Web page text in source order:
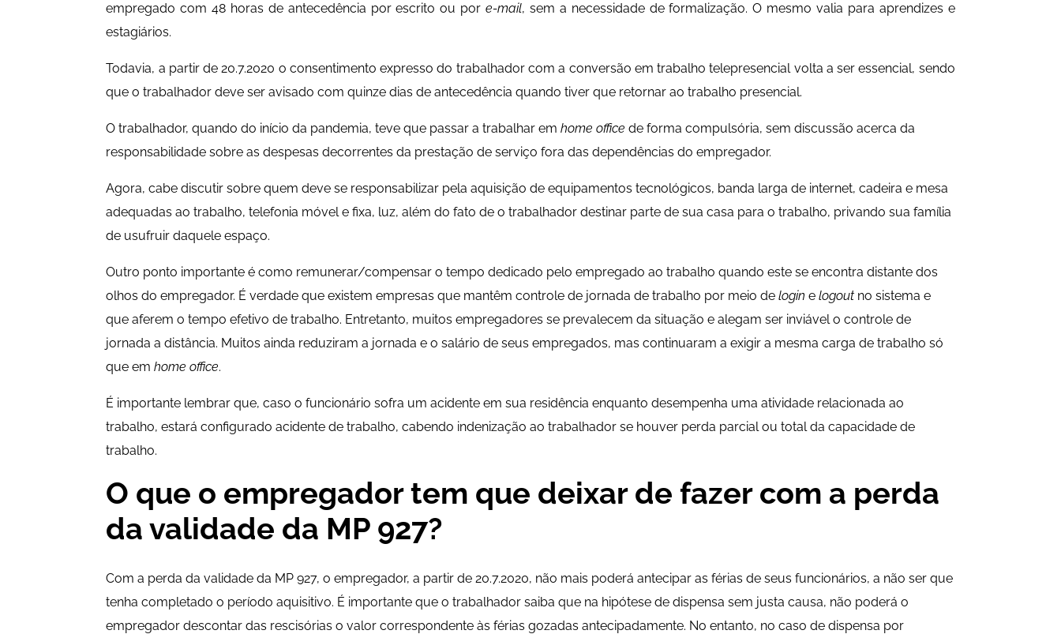
empregado com 48 horas de antecedência por escrito ou pore-mail, sem a necessidade de formalização. O mesmo valia para aprendizes e
estagiários.
Todavia, a partir de 20.7.2020 o consentimento expresso do trabalhador com a conversão em trabalho telepresencial volta a ser essencial, sendo
que o trabalhador deve ser avisado com quinze dias de antecedência quando tiver que retornar ao trabalho presencial.
O trabalhador, quando do início da pandemia, teve que passar a trabalhar em home office de forma compulsória, sem discussão acerca da
responsabilidade sobre as despesas decorrentes da prestação de serviço fora das dependências do empregador.
Agora, cabe discutir sobre quem deve se responsabilizar pela aquisição de equipamentos tecnológicos, banda larga de internet, cadeira e mesa
adequadas ao trabalho, telefonia móvel e fixa, luz, além do fato de o trabalhador destinar parte de sua casa para o trabalho, privando sua família
de usufruir daquele espaço.
Outro ponto importante é como remunerar/compensar o tempo dedicado pelo empregado ao trabalho quando este se encontra distante dos
olhos do empregador. É verdade que existem empresas que mantêm controle de jornada de trabalho por meio deloginelogout no sistema e
que aferem o tempo efetivo de trabalho. Entretanto, muitos empregadores se prevalecem da situação e alegam ser inviável o controle de
jornada a distância. Muitos ainda reduziram a jornada e o salário de seus empregados, mas continuaram a exigir a mesma carga de trabalho só
que emhome office.
É importante lembrar que, caso o funcionário sofra um acidente em sua residência enquanto desempenha uma atividade relacionada ao
trabalho, estará configurado acidente de trabalho, cabendo indenização ao trabalhador se houver perda parcial ou total da capacidade de
trabalho.
O que o empregador tem que deixar de fazer com a perda
da validade da MP 927?
Com a perda da validade da MP 927, o empregador, a partir de 20.7.2020, não mais poderá antecipar as férias de seus funcionários, a não ser que
tenha completado o período aquisitivo. É importante que o trabalhador saiba que na hipótese de dispensa sem justa causa, não poderá o
empregador descontar das rescisórias o valor correspondente às férias gozadas antecipadamente. No entanto, no caso de dispensa por